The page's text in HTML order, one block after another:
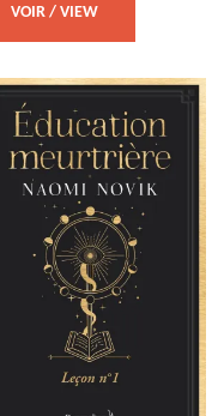
VOIR / VIEW